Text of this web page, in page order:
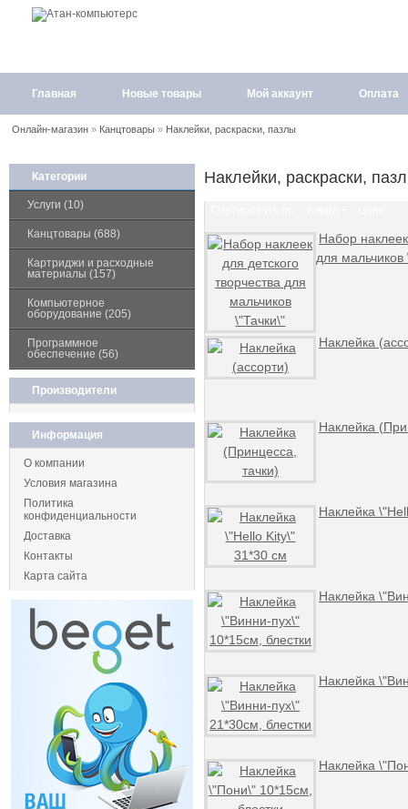
Главная Новые товары Мой аккаунт Оплата
Онлайн-магазин» Канцтовары» Наклейки, раскраски, пазлы
Категории
Услуги (10)
Канцтовары (688)
Картриджи и расходные
материалы (157)
Компьютерное
оборудование (205)
Программное
обеспечение (56)
Производители
Информация
О компании
Условия магазина
Политика
конфиденциальности
Доставка
Контакты
Карта сайта
Наклейки, раскраски,
Набор
для мальчиков
Наклейка
Наклейка
Наклейка
Наклейка
Наклейка
Наклейка